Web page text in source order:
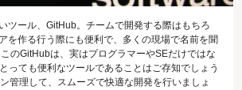
ツール、GitHub。チームで開発する際はもちろ
を作る行う際にも便利で、多くの現場で名前を聞
のGitHubは、実はプログラマーやSEだけではな
っても便利なツールであることはご存知でしょう
管理して、スムーズで快適な開発を行いましょ